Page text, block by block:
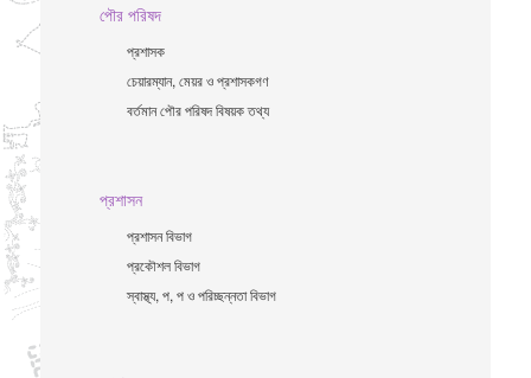
পৌর পরিষদ
প্রশাসক
চেয়ারম্যান, মেয়র ও প্রশাসকগণ
বর্তমান পৌর পরিষদ বিষয়ক তথ্য
প্রশাসন
প্রশাসন বিভাগ
প্রকৌশল বিভাগ
স্বাস্থ্য, প, প ও পরিচ্ছন্নতা ‍বিভাগ